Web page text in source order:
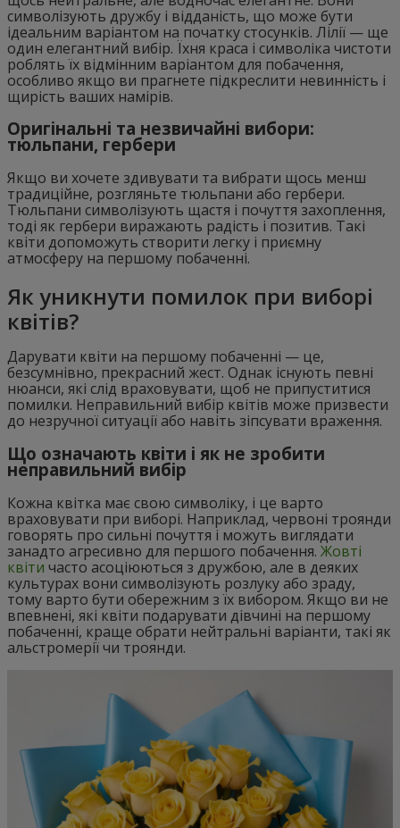
символізують дружбу і відданість, що може бути
ідеальним варіантом на початку стосунків. Лілії — ще
один елегантний вибір. Їхня краса і символіка чистоти
роблять їх відмінним варіантом для побачення,
особливо якщо ви прагнете підкреслити невинність і
щирість ваших намірів.
Оригінальні та незвичайні вибори:
тюльпани, гербери
Якщо ви хочете здивувати та вибрати щось менш
традиційне, розгляньте тюльпани або гербери.
Тюльпани символізують щастя і почуття захоплення,
тоді як гербери виражають радість і позитив. Такі
квіти допоможуть створити легку і приємну
атмосферу на першому побаченні.
Як уникнути помилок при виборі
квітів?
Дарувати квіти на першому побаченні — це,
безсумнівно, прекрасний жест. Однак існують певні
нюанси, які слід враховувати, щоб не припуститися
помилки. Неправильний вибір квітів може призвести
до незручної ситуації або навіть зіпсувати враження.
Що означають квіти і як не зробити
неправильний вибір
Кожна квітка має свою символіку, і це варто
враховувати при виборі. Наприклад, червоні троянди
говорять про сильні почуття і можуть виглядати
занадто агресивно для першого побачення. Жовті
квіти часто асоціюються з дружбою, але в деяких
культурах вони символізують розлуку або зраду,
тому варто бути обережним з їх вибором. Якщо ви не
впевнені, які квіти подарувати дівчині на першому
побаченні, краще обрати нейтральні варіанти, такі як
альстромерії чи троянди.